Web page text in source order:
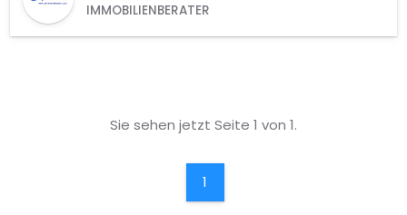
IMMOBILIENBERATER
Sie sehen jetzt Seite 1 von 1.
1